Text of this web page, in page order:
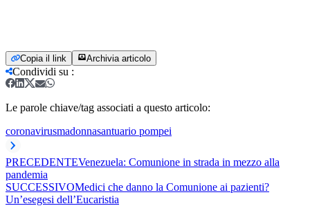
Copia il link Archivia articolo
Condividi su :
Le parole chiave/tag associati a questo articolo:
coronavirusmadonnasantuario pompei
PRECEDENTEVenezuela: Comunione in strada in mezzo alla
pandemia
SUCCESSIVOMedici che danno la Comunione ai pazienti?
Un’esegesi dell’Eucaristia